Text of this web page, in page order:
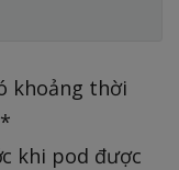
khoảng thời
*
khi pod được